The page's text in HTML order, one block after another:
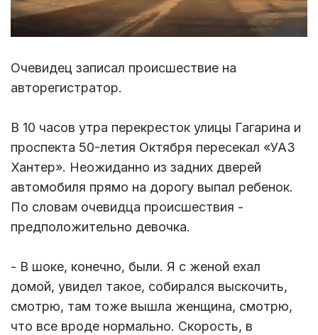
Очевидец записал происшествие на
авторегистратор.
В 10 часов утра перекресток улицы Гагарина и
проспекта 50-летия Октября пересекал «УАЗ
Хантер». Неожиданно из задних дверей
автомобиля прямо на дорогу выпал ребенок.
По словам очевидца происшествия -
предположительно девочка.
- В шоке, конечно, были. Я с женой ехал
домой, увидел такое, собирался выскочить,
смотрю, там тоже вышла женщина, смотрю,
что все вроде нормально. Скорость, в